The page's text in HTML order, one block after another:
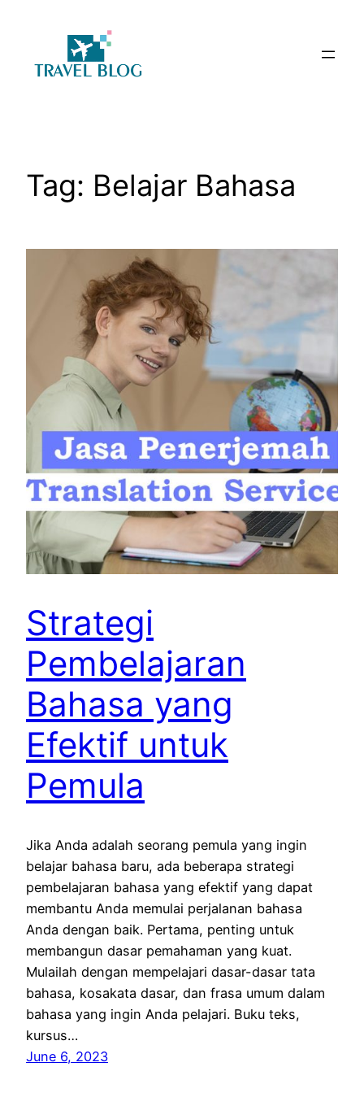
Tag: Belajar Bahasa
Strategi
Pembelajaran
Bahasa yang
Efektif untuk
Pemula
Jika Anda adalah seorang pemula yang ingin
belajar bahasa baru, ada beberapa strategi
pembelajaran bahasa yang efektif yang dapat
membantu Anda memulai perjalanan bahasa
Anda dengan baik. Pertama, penting untuk
membangun dasar pemahaman yang kuat.
Mulailah dengan mempelajari dasar-dasar tata
bahasa, kosakata dasar, dan frasa umum dalam
bahasa yang ingin Anda pelajari. Buku teks,
kursus…
June 6, 2023